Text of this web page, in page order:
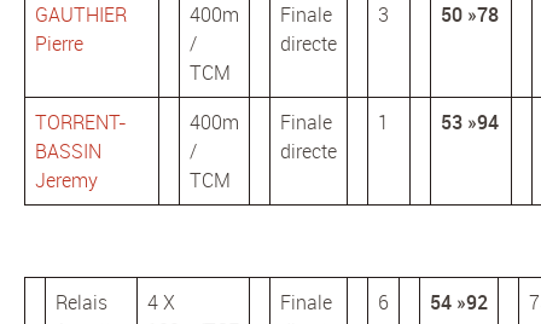
GAUTHIER
Pierre
400m
/
TCM
Finale
directe
3 50 »78
TORRENT-
BASSIN
Jeremy
400m
/
TCM
Finale
directe
1 53 »94
Relais
4 X
Finale
6 54 »92